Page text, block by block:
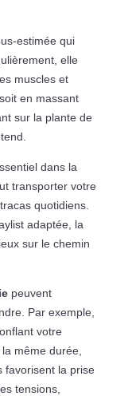
estimée qui
elle
muscles et
en massant
sur la plante de
dans la
transporter votre
quotidiens.
adaptée, la
sur le chemin
peuvent
Par exemple,
votre
même durée,
favorisent la prise
tensions,